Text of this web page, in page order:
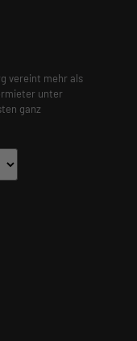
vereint mehr als
unter
ganz